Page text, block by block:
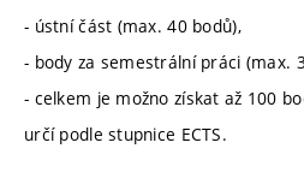
- ústní část (max. 40 bodů),
- body za semestrální práci (max.
- celkem je možno získat až 100
určí podle stupnice ECTS.